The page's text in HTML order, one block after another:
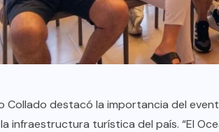
Collado destacó la importancia del
infraestructura turística del país. “El